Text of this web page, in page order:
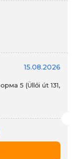
15.08.2026
5 (Üllői út 131,